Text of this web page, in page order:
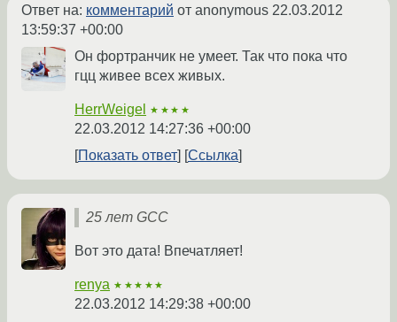
Ответ на: комментарий от anonymous 22.03.2012
13:59:37 +00:00
Он фортранчик не умеет. Так что пока что
гцц живее всех живых.
HerrWeigel ★★★★
22.03.2012 14:27:36 +00:00
Показать ответ
Ссылка
25 лет GCC
Вот это дата! Впечатляет!
renya ★★★★★
22.03.2012 14:29:38 +00:00